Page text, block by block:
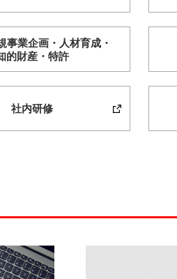
事業企画・ 人材育成・
的財産・ 特許
社内研修